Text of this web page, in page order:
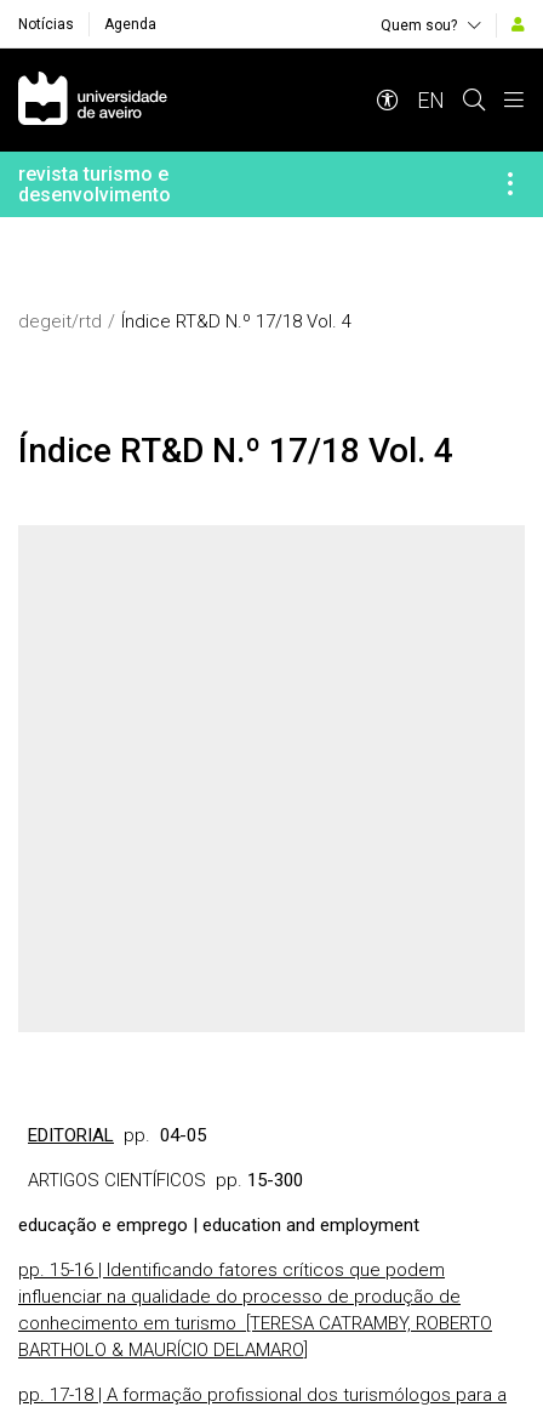
Notícias Agenda Quem sou?
Navegação Principal
EN
revista turismo e
desenvolvimento
degeit/rtd Índice RT&D N.º 17/18 Vol. 4
Índice RT&D N.º 17/18 Vol. 4
EDITORIAL pp. 04-05
ARTIGOS CIENTÍFICOS pp. 15-300
educação e emprego | education and employment
pp. 15-16 | Identificando fatores críticos que podem
influenciar na qualidade do processo de produção de
conhecimento em turismo [TERESA CATRAMBY, ROBERTO
BARTHOLO & MAURÍCIO DELAMARO]
pp. 17-18 | A formação profissional dos turismólogos para a